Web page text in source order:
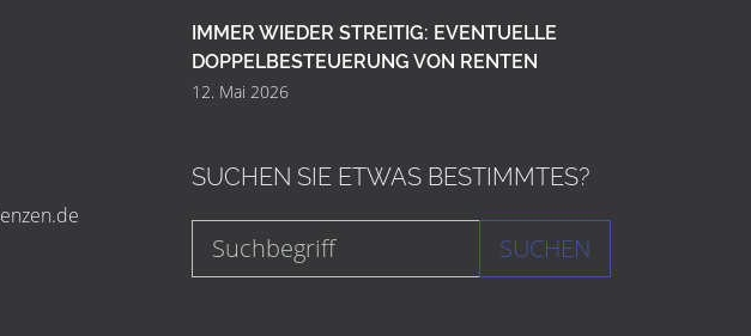
enzen.de
IMMER WIEDER STREITIG: EVENTUELLE
DOPPELBESTEUERUNG VON RENTEN
12. Mai 2026
SUCHEN SIE ETWAS BESTIMMTES?
SUCHEN